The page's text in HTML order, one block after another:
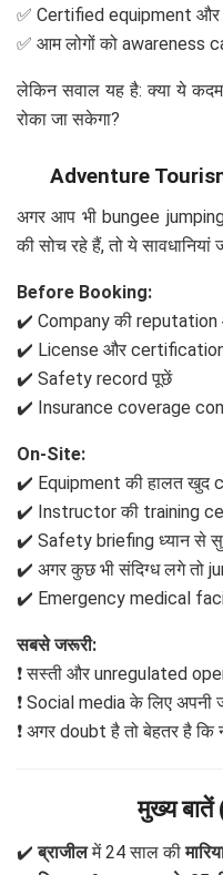
✅ Certified equipment
✅ आम लोगों को awareness
लेकिन सवाल यह है: क्या ये कदम
रोका जा सकेगा?
Adventure
अगर आप भी bungee
की सोच रहे हैं, तो ये सावधानियां
Before Booking:
✔️ Company की
✔️ License और
✔️ Safety record पूछें
✔️ Insurance coverage
On-Site:
✔️ Equipment की हालत खुद
✔️ Instructor की training
✔️ Safety briefing ध्यान से
✔️ अगर कुछ भी संदिग्ध लगे तो
✔️ Emergency medical
सबसे जरूरी:
❗ सस्ती और unregulated
❗ Social media के लिए अपनी
❗ अगर doubt है तो बेहतर है कि
मुख्य
✔️ब्राजीलमें 24 साल की